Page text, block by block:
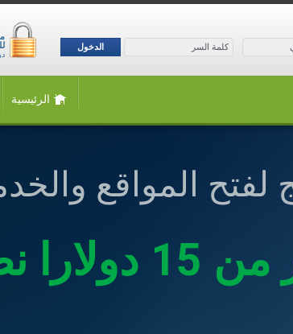
الدخول
الرئيسية
لفتح المواقع